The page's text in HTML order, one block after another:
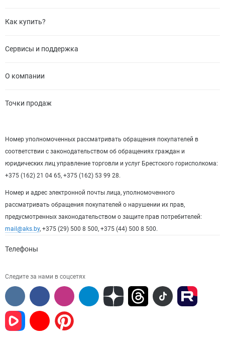
Как купить?
Сервисы и поддержка
О компании
Точки продаж
Номер уполномоченных рассматривать обращения покупателей в
соответствии с законодательством об обращениях граждан и
юридических лиц управление торговли и услуг Брестского горисполкома:
+375 (162) 21 04 65, +375 (162) 53 99 28.
Номер и адрес электронной почты лица, уполномоченного
рассматривать обращения покупателей о нарушении их прав,
предусмотренных законодательством о защите прав потребителей:
mail@aks.by, +375 (29) 500 8 500, +375 (44) 500 8 500.
Телефоны
Следите за нами в соцсетях